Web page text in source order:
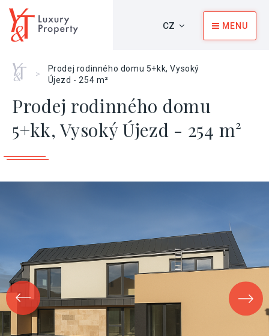
CZ MENU
Home
>
Prodej rodinného domu 5+kk, Vysoký
Újezd - 254 m²
Prodej rodinného domu
5+kk, Vysoký Újezd - 254 m²